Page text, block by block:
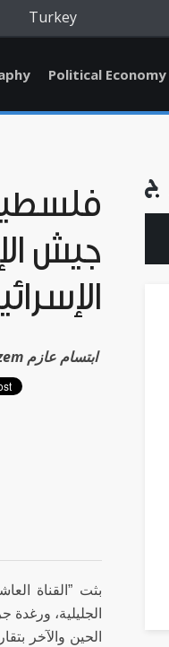
Turkey
Political Economy
جيش
Ibtisam Azem ابتسام عازم
بثت ”القناة
الجليلية،
الحين والآخر